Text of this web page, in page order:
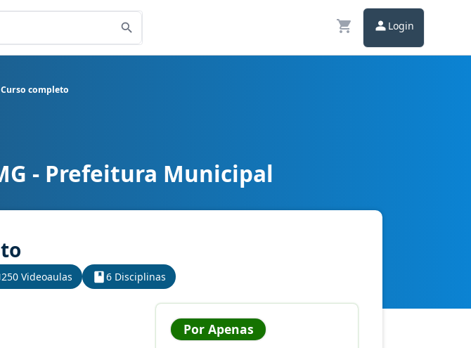
Login
completo
- Curso completo
- Prefeitura Municipal
250 Videoaulas 6 Disciplinas
Por Apenas